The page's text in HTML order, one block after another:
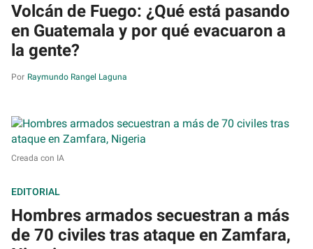
Volcán de Fuego: ¿Qué está pasando
en Guatemala y por qué evacuaron a
la gente?
Raymundo Rangel Laguna
Creada con IA
EDITORIAL
Hombres armados secuestran a más
de 70 civiles tras ataque en Zamfara,